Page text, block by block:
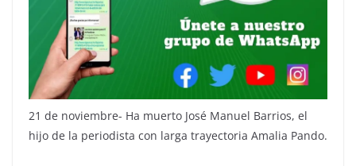
21 de noviembre- Ha muerto José Manuel Barrios, el
hijo de la periodista con larga trayectoria Amalia Pando.